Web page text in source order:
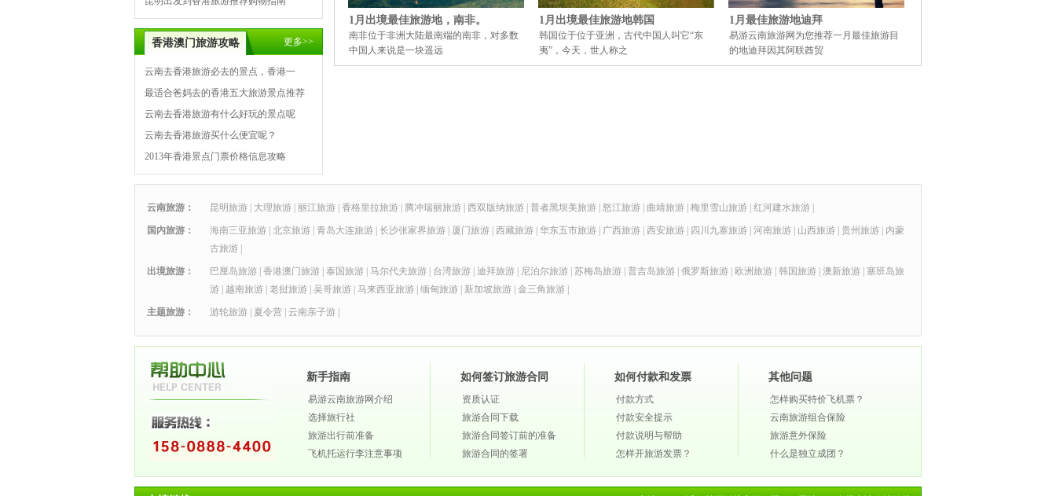
香港澳门旅游攻略 更多>>
云南去香港旅游必去的景点，香港一
最适合爸妈去的香港五大旅游景点推荐
云南去香港旅游有什么好玩的景点呢
云南去香港旅游买什么便宜呢？
2013年香港景点门票价格信息攻略
1月出境最佳旅游地，南非。
南非位于非洲大陆最南端的南非，对多数
中国人来说是一块遥远
1月出境最佳旅游地韩国
韩国位于位于亚洲，古代中国人叫它“东
夷”，今天，世人称之
1月最佳旅游地迪拜
易游云南旅游网为您推荐一月最佳旅游目
的地迪拜因其阿联酋贸
云南旅游： 昆明旅游 大理旅游 丽江旅游 香格里拉旅游 腾冲瑞丽旅游 西双版纳旅游 普者黑坝美旅游 怒江旅游 曲靖旅游 梅里雪山旅游 红河建水旅游
国内旅游： 海南三亚旅游 北京旅游 青岛大连旅游 长沙张家界旅游 厦门旅游 西藏旅游 华东五市旅游 广西旅游 西安旅游 四川九寨旅游 河南旅游 山西旅游 贵州旅游
内蒙
古旅游
出境旅游： 巴厘岛旅游 香港澳门旅游 泰国旅游 马尔代夫旅游 台湾旅游 迪拜旅游 尼泊尔旅游 苏梅岛旅游 普吉岛旅游 俄罗斯旅游 欧洲旅游 韩国旅游 澳新旅游 塞班岛旅
游
越南旅游 老挝旅游 吴哥旅游 马来西亚旅游 缅甸旅游 新加坡旅游 金三角旅游
主题旅游： 游轮旅游 夏令营 云南亲子游
新手指南
易游云南旅游网介绍
选择旅行社
旅游出行前准备
飞机托运行李注意事项
如何签订旅游合同
资质认证
旅游合同下载
旅游合同签订前的准备
旅游合同的签署
如何付款和发票
付款方式
付款安全提示
付款说明与帮助
怎样开旅游发票？
其他问题
怎样购买特价飞机票？
云南旅游组合保险
旅游意外保险
什么是独立成团？